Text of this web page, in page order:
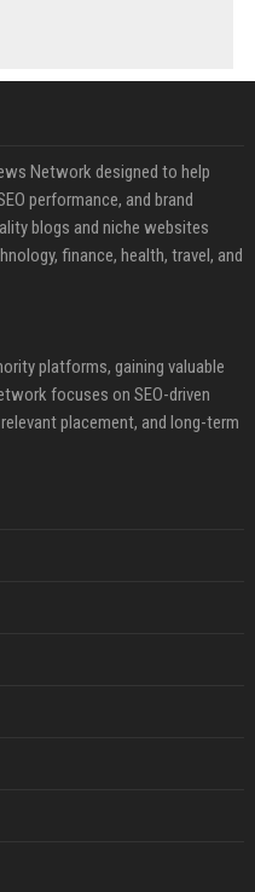
Network designed to help
performance, and brand
blogs and niche websites
finance, health, travel, and
platforms, gaining valuable
focuses on SEO-driven
placement, and long-term